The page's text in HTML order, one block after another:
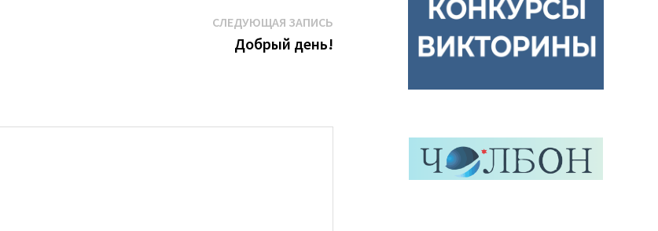
СЛЕДУЮЩАЯ ЗАПИСЬСледующая
запись:
Добрый день!